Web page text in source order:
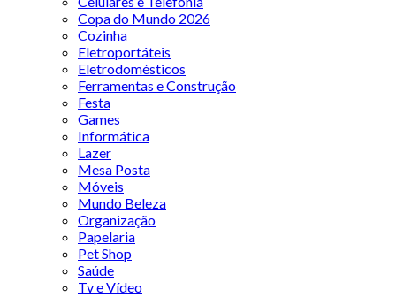
Copa do Mundo 2026
Cozinha
Eletroportáteis
Eletrodomésticos
Ferramentas e Construção
Festa
Games
Informática
Lazer
Mesa Posta
Móveis
Mundo Beleza
Organização
Papelaria
Pet Shop
Saúde
Tv e Vídeo